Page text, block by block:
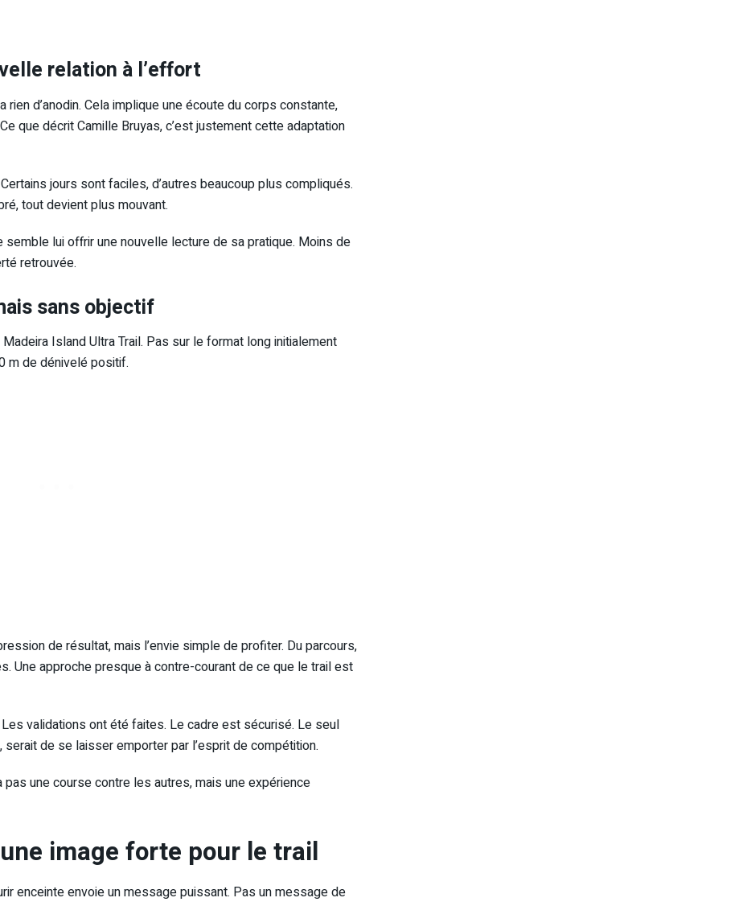
relation à l’effort
rien d’anodin. Cela implique une écoute du corps constante,
que décrit Camille Bruyas, c’est justement cette adaptation
jours sont faciles, d’autres beaucoup plus compliqués.
tout devient plus mouvant.
semble lui offrir une nouvelle lecture de sa pratique. Moins de
retrouvée.
sans objectif
Island Ultra Trail. Pas sur le format long initialement
m de dénivelé positif.
de résultat, mais l’envie simple de profiter. Du parcours,
Une approche presque à contre-courant de ce que le trail est
validations ont été faites. Le cadre est sécurisé. Le seul
de se laisser emporter par l’esprit de compétition.
une course contre les autres, mais une expérience
image forte pour le trail
enceinte envoie un message puissant. Pas un message de